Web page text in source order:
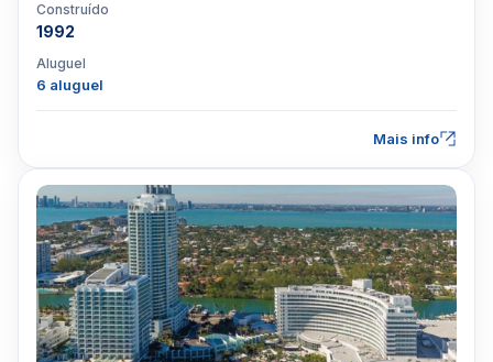
Construído
1992
Aluguel
6 aluguel
Mais info